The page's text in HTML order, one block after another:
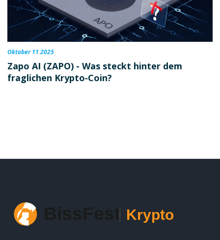
Oktober 11 2025
Zapo AI (ZAPO) - Was steckt hinter dem
fraglichen Krypto‑Coin?